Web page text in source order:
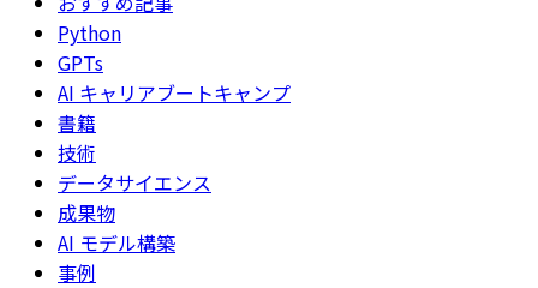
Python
GPTs
AI キャリアブートキャンプ
書籍
技術
データサイエンス
成果物
AI モデル構築
事例